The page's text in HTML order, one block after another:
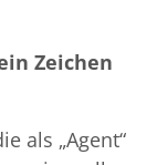
Zeichen
als „Agent“